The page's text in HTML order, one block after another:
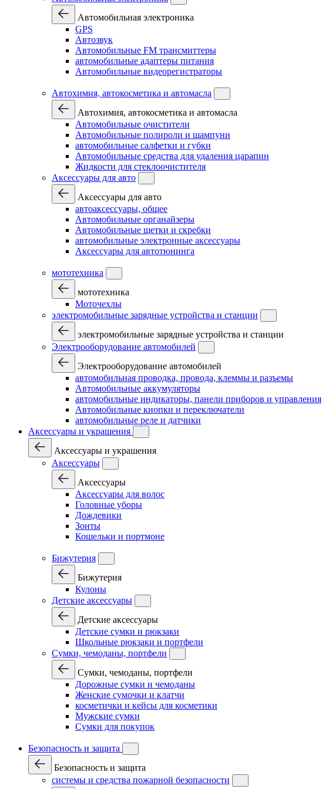
Автомобильная электроника
GPS
Автозвук
Автомобильные FM трансмиттеры
автомобильные адаптеры питания
Автомобильные видеорегистраторы
Автохимия, автокосметика и автомасла
Автохимия, автокосметика и автомасла
Автомобильные очистители
Автомобильные полироли и шампуни
автомобильные салфетки и губки
Автомобильные средства для удаления царапин
Жидкости для стеклоочистителя
Аксессуары для авто
Аксессуары для авто
автоаксессуары, общее
Автомобильные органайзеры
Автомобильные щетки и скребки
автомобильные электронные аксессуары
Аксессуары для автотюнинга
мототехника
мототехника
Моточехлы
электромобильные зарядные устройства и станции
электромобильные зарядные устройства и станции
Электрооборудование автомобилей
Электрооборудование автомобилей
автомобильная проводка, провода, клеммы и разъемы
Автомобильные аккумуляторы
автомобильные индикаторы, панели приборов и управления
Автомобильные кнопки и переключатели
автомобильные реле и датчики
Аксессуары и украшения
Аксессуары и украшения
Аксессуары
Аксессуары
Аксессуары для волос
Головные уборы
Дождевики
Зонты
Кошельки и портмоне
Бижутерия
Бижутерия
Кулоны
Детские аксессуары
Детские аксессуары
Детские сумки и рюкзаки
Школьные рюкзаки и портфели
Сумки, чемоданы, портфели
Сумки, чемоданы, портфели
Дорожные сумки и чемоданы
Женские сумочки и клатчи
косметички и кейсы для косметики
Мужские сумки
Сумки для покупок
Безопасность и защита
Безопасность и защита
системы и средства пожарной безопасности